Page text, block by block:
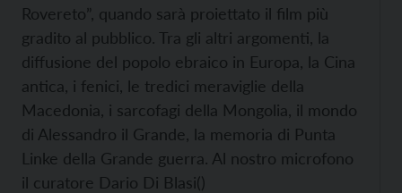
Rovereto”, quando sarà proiettato il film più
gradito al pubblico. Tra gli altri argomenti, la
diffusione del popolo ebraico in Europa, la Cina
antica, i fenici, le tredici meraviglie della
Macedonia, i sarcofagi della Mongolia, il mondo
di Alessandro il Grande, la memoria di Punta
Linke della Grande guerra. Al nostro microfono
il curatore Dario Di Blasi()